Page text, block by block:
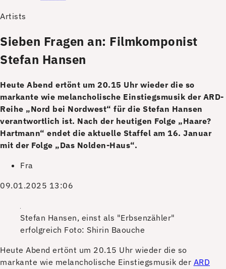
Artists
Sieben Fragen an: Filmkomponist
Stefan Hansen
Heute Abend ertönt um 20.15 Uhr wieder die so
markante wie melancholische Einstiegsmusik der ARD-
Reihe „Nord bei Nordwest“ für die Stefan Hansen
verantwortlich ist. Nach der heutigen Folge „Haare?
Hartmann“ endet die aktuelle Staffel am 16. Januar
mit der Folge „Das Nolden-Haus“.
Fra
09.01.2025 13:06
Stefan Hansen, einst als "Erbsenzähler"
erfolgreich Foto: Shirin Baouche
Heute Abend ertönt um 20.15 Uhr wieder die so
markante wie melancholische Einstiegsmusik der ARD